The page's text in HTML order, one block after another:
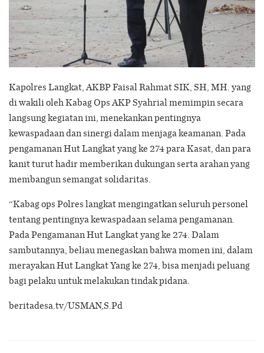
Kapolres Langkat, AKBP Faisal Rahmat SIK, SH, MH. yang
di wakili oleh Kabag Ops AKP Syahrial memimpin secara
langsung kegiatan ini, menekankan pentingnya
kewaspadaan dan sinergi dalam menjaga keamanan. Pada
pengamanan Hut Langkat yang ke 274 para Kasat, dan para
kanit turut hadir memberikan dukungan serta arahan yang
membangun semangat solidaritas.
“Kabag ops Polres langkat mengingatkan seluruh personel
tentang pentingnya kewaspadaan selama pengamanan.
Pada Pengamanan Hut Langkat yang ke 274. Dalam
sambutannya, beliau menegaskan bahwa momen ini, dalam
merayakan Hut Langkat Yang ke 274, bisa menjadi peluang
bagi pelaku untuk melakukan tindak pidana.
beritadesa.tv/USMAN,S.Pd